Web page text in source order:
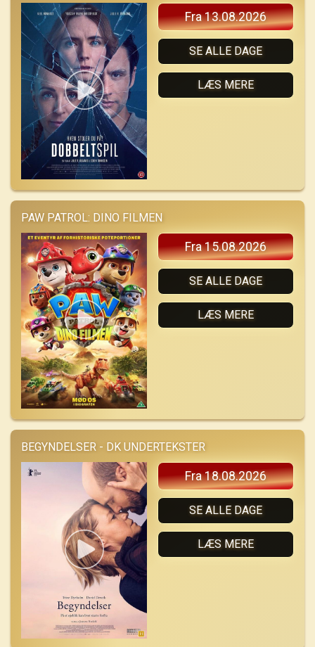
Fra 13.08.2026
SE ALLE DAGE
LÆS MERE
PAW PATROL: DINO FILMEN
Fra 15.08.2026
SE ALLE DAGE
LÆS MERE
BEGYNDELSER - DK UNDERTEKSTER
Fra 18.08.2026
SE ALLE DAGE
LÆS MERE